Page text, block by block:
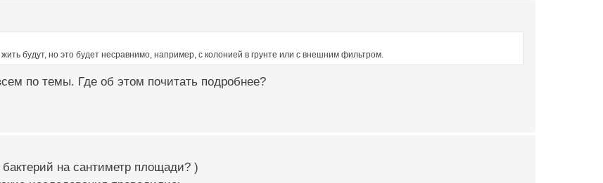
будут, но это будет несравнимо, например, с колонией в грунте или с внешним фильтром.
по темы. Где об этом почитать подробнее?
на сантиметр площади? )